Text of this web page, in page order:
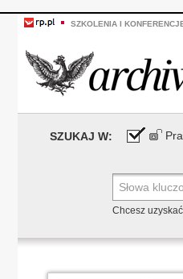
SZKOLENIA I
SZUKAJ W:
Chcesz